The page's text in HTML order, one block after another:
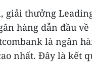
giải thưởng
hàng dẫn đầu
là ngân
nhất. Đây là kết